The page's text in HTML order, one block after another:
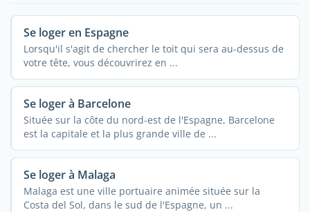
Se loger en Espagne
Lorsqu'il s'agit de chercher le toit qui sera au-dessus de
votre tête, vous découvrirez en ...
Se loger à Barcelone
Située sur la côte du nord-est de l'Espagne, Barcelone
est la capitale et la plus grande ville de ...
Se loger à Malaga
Malaga est une ville portuaire animée située sur la
Costa del Sol, dans le sud de l'Espagne, un ...